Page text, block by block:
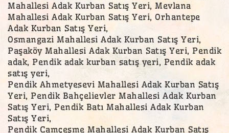
Mahallesi Adak Kurban Satış Yeri, Mevlana
Mahallesi Adak Kurban Satış Yeri, Orhantepe
Adak Kurban Satış Yeri,
Osmangazi Mahallesi Adak Kurban Satış Yeri,
Paşaköy Mahallesi Adak Kurban Satış Yeri, Pendik
adak, Pendik adak kurban satış yeri, Pendik adak
satış yeri,
Pendik Ahmetyesevi Mahallesi Adak Kurban Satış
Yeri, Pendik Bahçelievler Mahallesi Adak Kurban
Satış Yeri, Pendik Batı Mahallesi Adak Kurban
Satış Yeri,
Pendik Camçeşme Mahallesi Adak Kurban Satış